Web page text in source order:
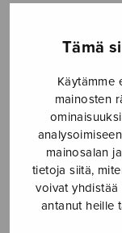
Tämä
Käytämme
mainosten
mainosalan
tietoja siitä,
voivat
antanut heille
Viihdesävelmiä 1